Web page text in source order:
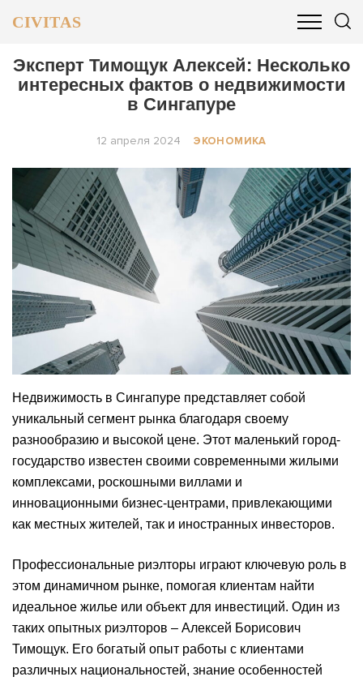
CIVITAS
ОБЩЕСТВО БИЗНЕС И ФИНАНСЫ
Эксперт Тимощук Алексей: Несколько
интересных фактов о недвижимости
в Сингапуре
12 апреля 2024 ЭКОНОМИКА
Недвижимость в Сингапуре представляет собой
уникальный сегмент рынка благодаря своему
разнообразию и высокой цене. Этот маленький город-
государство известен своими современными жилыми
комплексами, роскошными виллами и
инновационными бизнес-центрами, привлекающими
как местных жителей, так и иностранных инвесторов.
Профессиональные риэлторы играют ключевую роль в
этом динамичном рынке, помогая клиентам найти
идеальное жилье или объект для инвестиций. Один из
таких опытных риэлторов – Алексей Борисович
Тимощук. Его богатый опыт работы с клиентами
различных национальностей, знание особенностей